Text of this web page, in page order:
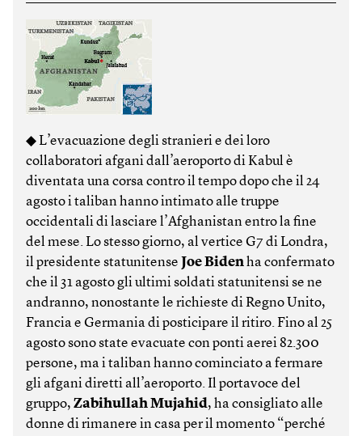
◆ L’evacuazione degli stranieri e dei loro
collaboratori afgani dall’aeroporto di Kabul è
diventata una corsa contro il tempo dopo che il 24
agosto i taliban hanno intimato alle truppe
occidentali di lasciare l’Afghanistan entro la fine
del mese. Lo stesso giorno, al vertice G7 di Londra,
il presidente statunitense Joe Bidenha confermato
che il 31 agosto gli ultimi soldati statunitensi se ne
andranno, nonostante le richieste di Regno Unito,
Francia e Germania di posticipare il ritiro. Fino al 25
agosto sono state evacuate con ponti aerei 82.300
persone, ma i taliban hanno cominciato a fermare
gli afgani diretti all’aeroporto. Il portavoce del
gruppo, Zabihullah Mujahid, ha consigliato alle
donne di rimanere in casa per il momento “perché